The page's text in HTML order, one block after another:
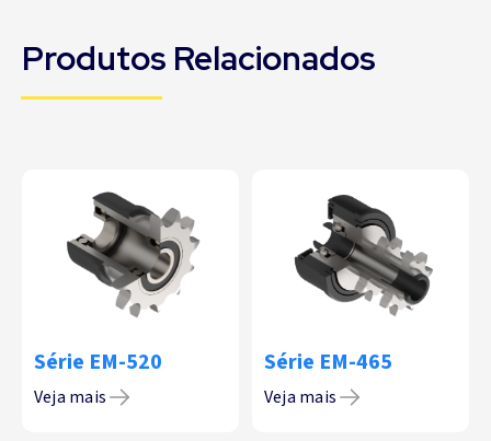
Produtos Relacionados
Série EM-520
Veja mais
Série EM-465
Veja mais